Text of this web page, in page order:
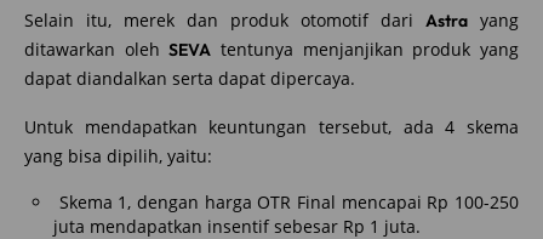
Selain itu, merek dan produk otomotif dari Astra yang
ditawarkan olehSEVA tentunya menjanjikan produk yang
dapat diandalkan serta dapat dipercaya.
Untuk mendapatkan keuntungan tersebut, ada 4 skema
yang bisa dipilih, yaitu:
Skema 1, dengan harga OTR Final mencapai Rp 100-250
juta mendapatkan insentif sebesar Rp 1 juta.